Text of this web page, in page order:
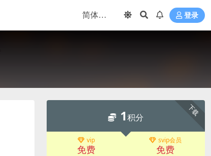
登录
下载
1积分
vip
免费
svip会员
免费